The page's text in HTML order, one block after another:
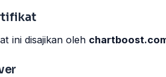
ini disajikan oleh